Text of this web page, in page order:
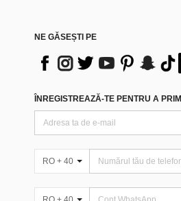
NE GĂSEȘTI PE
ÎNREGISTREAZĂ-TE PENTRU A
RO + 40